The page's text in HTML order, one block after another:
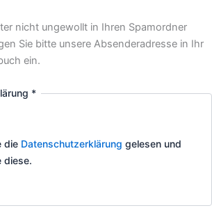
nicht ungewollt in Ihren Spamordner
Sie bitte unsere Absenderadresse in Ihr
ein.
*
die Datenschutzerklärung gelesen und
diese.